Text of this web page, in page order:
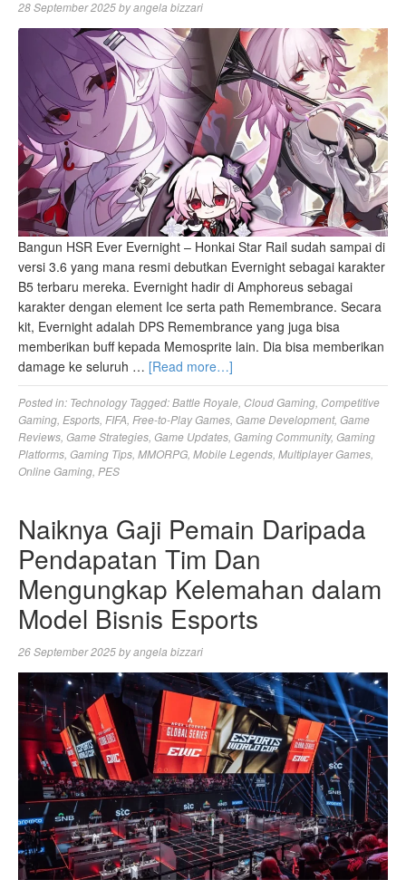
28 September 2025byangela bizzari
Bangun HSR Ever Evernight – Honkai Star Rail sudah sampai di
versi 3.6 yang mana resmi debutkan Evernight sebagai karakter
B5 terbaru mereka. Evernight hadir di Amphoreus sebagai
karakter dengan element Ice serta path Remembrance. Secara
kit, Evernight adalah DPS Remembrance yang juga bisa
memberikan buff kepada Memosprite lain. Dia bisa memberikan
damage ke seluruh … [Read more…]
Posted in: Technology Tagged:Battle Royale Cloud Gaming Competitive
Gaming Esports FIFA Free-to-Play Games Game Development, Game
Reviews Game Strategies Game Updates Gaming Community, Gaming
Platforms Gaming Tips MMORPG Mobile Legends Multiplayer Games
Online Gaming PES
Naiknya Gaji Pemain Daripada
Pendapatan Tim Dan
Mengungkap Kelemahan dalam
Model Bisnis Esports
26 September 2025byangela bizzari